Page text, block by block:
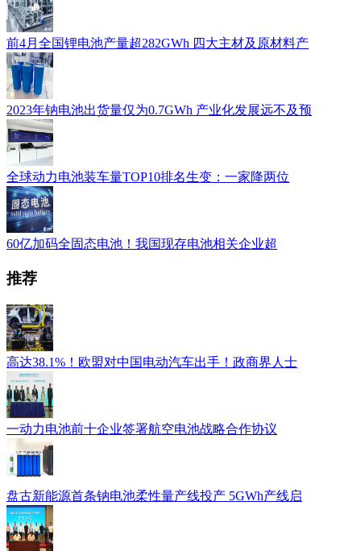
前4月全国锂电池产量超282GWh 四大主材及原材料产
2023年钠电池出货量仅为0.7GWh 产业化发展远不及预
全球动力电池装车量TOP10排名生变：一家降两位
60亿加码全固态电池！我国现存电池相关企业超
推荐
高达38.1%！欧盟对中国电动汽车出手！政商界人士
一动力电池前十企业签署航空电池战略合作协议
盘古新能源首条钠电池柔性量产线投产 5GWh产线启